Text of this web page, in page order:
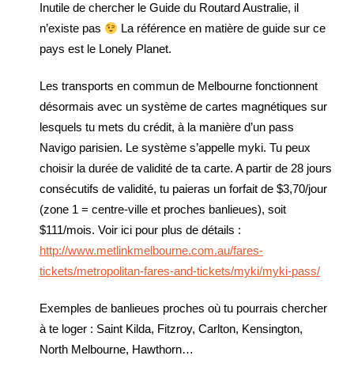
Inutile de chercher le Guide du Routard Australie, il
n’existe pas
La référence en matière de guide sur ce
pays est le Lonely Planet.
Les transports en commun de Melbourne fonctionnent
désormais avec un système de cartes magnétiques sur
lesquels tu mets du crédit, à la manière d’un pass
Navigo parisien. Le système s’appelle myki. Tu peux
choisir la durée de validité de ta carte. A partir de 28 jours
consécutifs de validité, tu paieras un forfait de $3,70/jour
(zone 1 = centre-ville et proches banlieues), soit
$111/mois. Voir ici pour plus de détails :
http://www.metlinkmelbourne.com.au/fares-
tickets/metropolitan-fares-and-tickets/myki/myki-pass/
Exemples de banlieues proches où tu pourrais chercher
à te loger : Saint Kilda, Fitzroy, Carlton, Kensington,
North Melbourne, Hawthorn…